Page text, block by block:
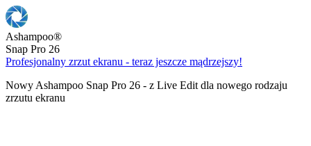
Ashampoo®
Snap Pro 26
Profesjonalny zrzut ekranu - teraz jeszcze mądrzejszy!
Nowy Ashampoo Snap Pro 26 - z Live Edit dla nowego rodzaju
zrzutu ekranu